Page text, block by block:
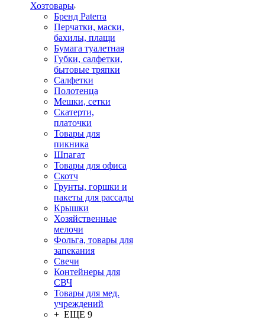
Хозтовары
Бренд Paterra
Перчатки, маски,
бахилы, плащи
Бумага туалетная
Губки, салфетки,
бытовые тряпки
Салфетки
Полотенца
Мешки, сетки
Скатерти,
платочки
Товары для
пикника
Шпагат
Товары для офиса
Скотч
Грунты, горшки и
пакеты для рассады
Крышки
Хозяйственные
мелочи
Фольга, товары для
запекания
Свечи
Контейнеры для
СВЧ
Товары для мед.
учреждений
+ ЕЩЕ 9